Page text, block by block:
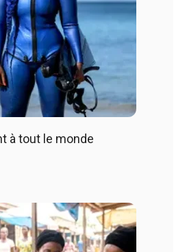
à tout le monde